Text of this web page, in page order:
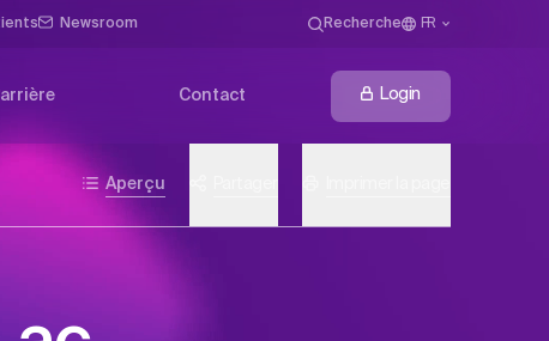
Newsroom Recherche FR
Contact Login
Aperçu